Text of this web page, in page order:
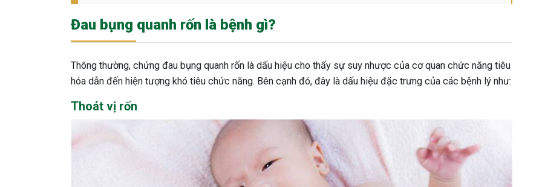
Đau bụng quanh rốn là bệnh gì?
Thông thường, chứng đau bụng quanh rốn là dấu hiệu cho thấy sự suy nhược của cơ quan chức năng tiêu
hóa dẫn đến hiện tượng khó tiêu chức năng. Bên cạnh đó, đây là dấu hiệu đặc trưng của các bệnh lý như:
Thoát vị rốn